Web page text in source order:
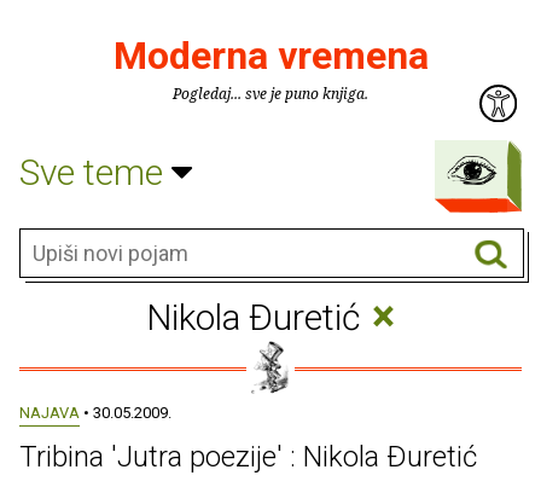
Moderna vremena
Pogledaj... sve je puno knjiga.
Sve teme
Nikola Ðuretić ×
NAJAVA • 30.05.2009.
Tribina 'Jutra poezije' : Nikola Ðuretić